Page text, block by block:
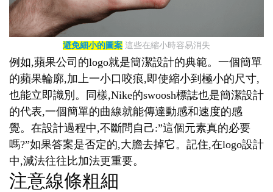
避免細小的圖案 這些在縮小時容易消失
例如,蘋果公司的logo就是簡潔設計的典範。一個簡單
的蘋果輪廓,加上一小口咬痕,即使縮小到極小的尺寸,
也能立即識別。同樣,Nike的swoosh標誌也是簡潔設計
的代表,一個簡單的曲線就能傳達動感和速度的感
覺。在設計過程中,不斷問自己:”這個元素真的必要
嗎?”如果答案是否定的,大膽去掉它。記住,在logo設計
中,減法往往比加法更重要。
注意線條粗細